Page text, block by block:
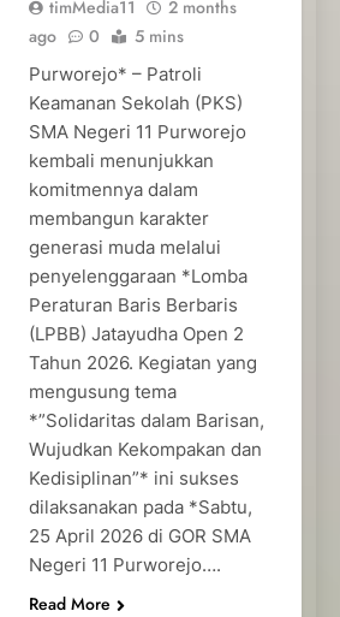
timMedia11
2 months
ago
0 5 mins
Purworejo* – Patroli
Keamanan Sekolah (PKS)
SMA Negeri 11 Purworejo
kembali menunjukkan
komitmennya dalam
membangun karakter
generasi muda melalui
penyelenggaraan *Lomba
Peraturan Baris Berbaris
(LPBB) Jatayudha Open 2
Tahun 2026. Kegiatan yang
mengusung tema
*”Solidaritas dalam Barisan,
Wujudkan Kekompakan dan
Kedisiplinan”* ini sukses
dilaksanakan pada *Sabtu,
25 April 2026 di GOR SMA
Negeri 11 Purworejo….
Read More